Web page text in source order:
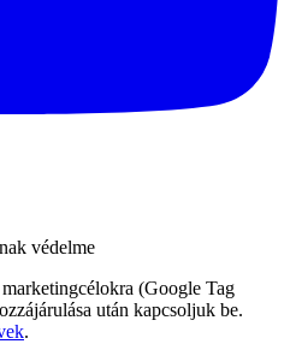
védelme
(Google Tag
után kapcsoljuk be.
.